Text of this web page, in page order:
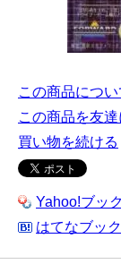
この商品につ
この商品を友
買い物を続ける
Yahoo!ブッ
はてなブッ